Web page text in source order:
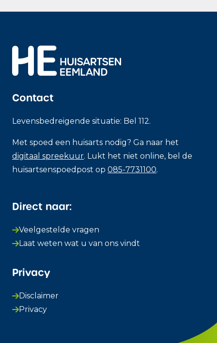
Contact
Levensbedreigende situatie: Bel 112.
Met spoed een huisarts nodig? Ga naar het
digitaal spreekuur. Lukt het niet online, bel de
huisartsenspoedpost op 085-7731100.
Direct naar:
Veelgestelde vragen
Laat weten wat u van ons vindt
Privacy
Disclaimer
Privacy